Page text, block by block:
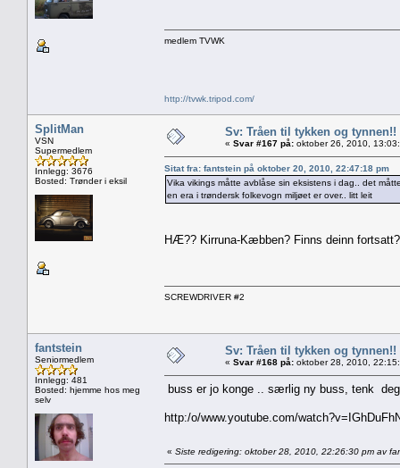
medlem TVWK
http://tvwk.tripod.com/
SplitMan
VSN
Supermedlem
Innlegg: 3676
Bosted: Trønder i eksil
Sv: Tråen til tykken og tynnen!!
« Svar #167 på: oktober 26, 2010,
Sitat fra: fantstein på oktober 20, 2010, 22:47:18 pm
Vika vikings måtte avblåse sin eksistens i dag.. det
en era i trøndersk folkevogn miljøet er over.. litt leit
HÆ?? Kirruna-Kæbben? Finns deinn fortsatt?
SCREWDRIVER #2
fantstein
Seniormedlem
Innlegg: 481
Bosted: hjemme hos meg
selv
Sv: Tråen til tykken og tynnen!!
« Svar #168 på: oktober 28, 2010,
buss er jo konge .. særlig ny buss, tenk
http:/o/www.youtube.com/
« Siste redigering: oktober 28, 2010, 22:26:30 pm av